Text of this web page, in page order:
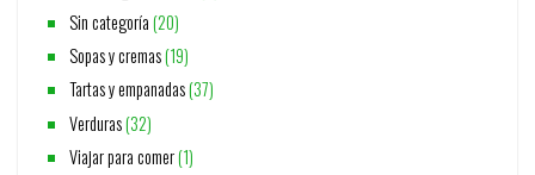
Sin categoría(20)
Sopas y cremas(19)
Tartas y empanadas(37)
Verduras(32)
Viajar para comer(1)